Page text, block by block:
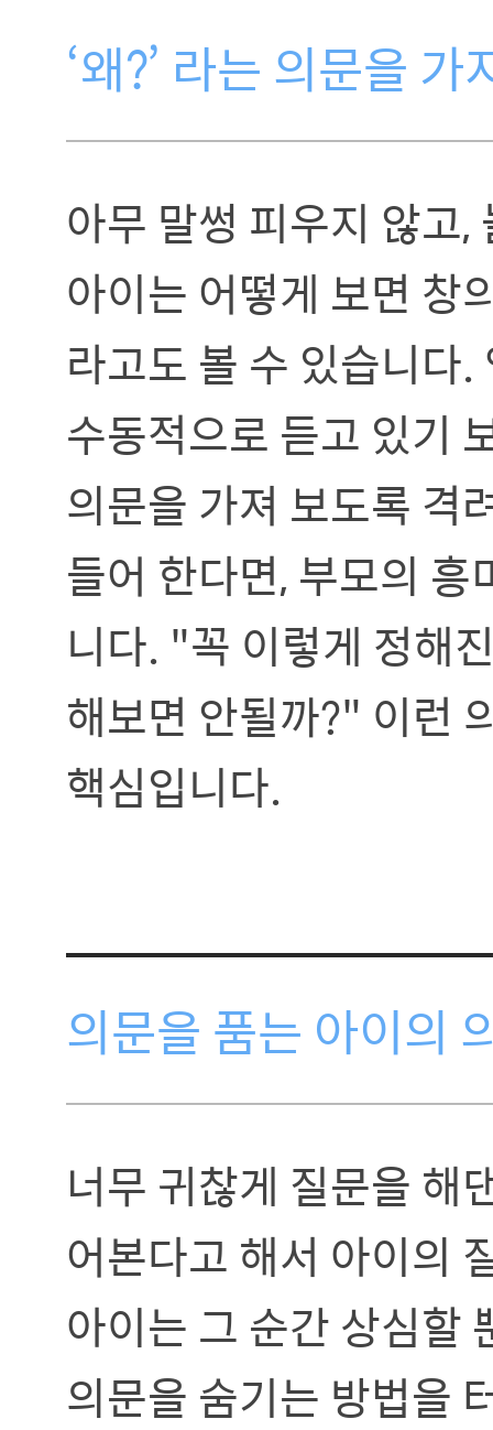
‘왜?’ 라는 의문을
아무 말썽 피우지 않고
아이는 어떻게 보면 창
라고도 볼 수 있습니다
수동적으로 듣고 있기
의문을 가져 보도록 격
들어 한다면, 부모의
니다. "꼭 이렇게 정해
해보면 안될까?" 이런
핵심입니다.
의문을 품는 아이의
너무 귀찮게 질문을 해
어본다고 해서 아이의
아이는 그 순간 상심할
의문을 숨기는 방법을